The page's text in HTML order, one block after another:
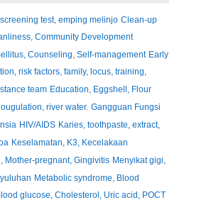
test, emping melinjo Clean-up
Community Development
Counseling, Self-management Early
risk factors, family, locus, training,
team Education, Eggshell, Flour
river water. Gangguan Fungsi
HIV/AIDS Karies, toothpaste, extract,
Keselamatan, K3, Kecelakaan
Mother-pregnant, Gingivitis Menyikat gigi,
Metabolic syndrome, Blood
glucose, Cholesterol, Uric acid, POCT